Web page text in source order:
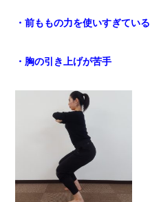
・前ももの力を使いすぎている
・胸の引き上げが苦手